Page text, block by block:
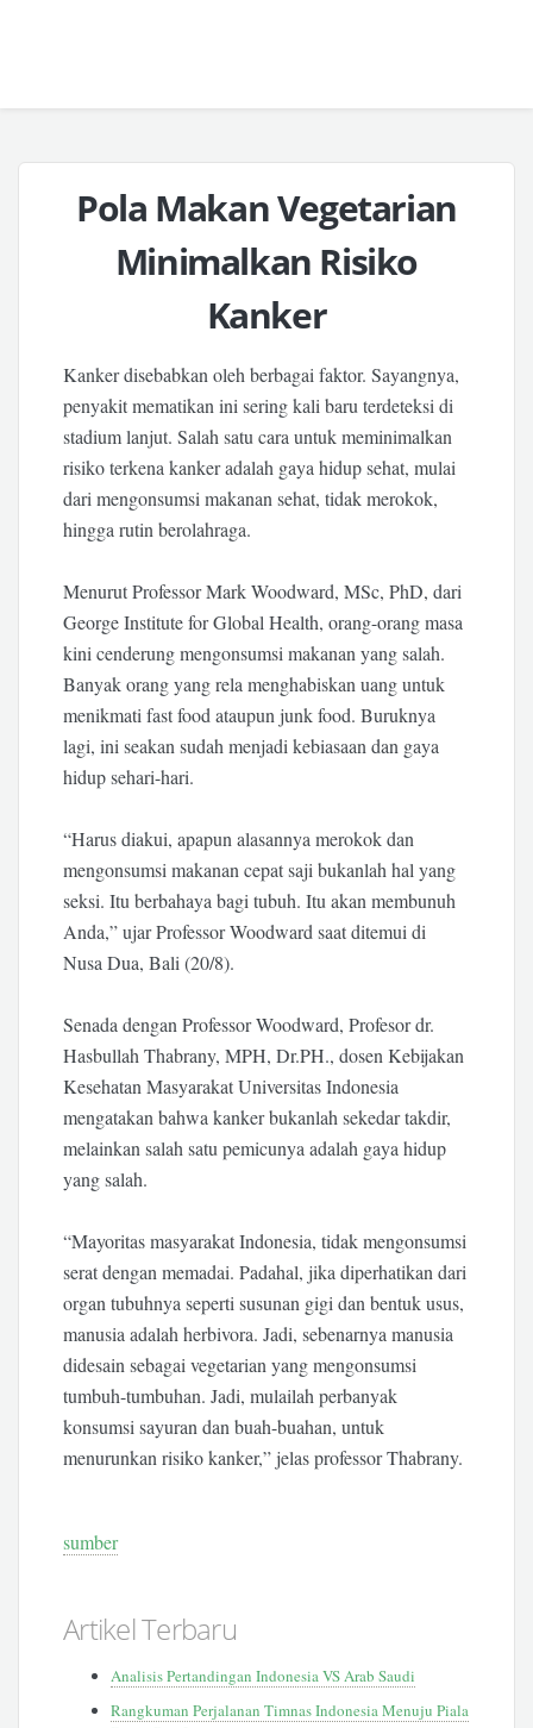
Pola Makan Vegetarian
Minimalkan Risiko
Kanker
Kanker disebabkan oleh berbagai faktor. Sayangnya,
penyakit mematikan ini sering kali baru terdeteksi di
stadium lanjut. Salah satu cara untuk meminimalkan
risiko terkena kanker adalah gaya hidup sehat, mulai
dari mengonsumsi makanan sehat, tidak merokok,
hingga rutin berolahraga.
Menurut Professor Mark Woodward, MSc, PhD, dari
George Institute for Global Health, orang-orang masa
kini cenderung mengonsumsi makanan yang salah.
Banyak orang yang rela menghabiskan uang untuk
menikmati fast food ataupun junk food. Buruknya
lagi, ini seakan sudah menjadi kebiasaan dan gaya
hidup sehari-hari.
“Harus diakui, apapun alasannya merokok dan
mengonsumsi makanan cepat saji bukanlah hal yang
seksi. Itu berbahaya bagi tubuh. Itu akan membunuh
Anda,” ujar Professor Woodward saat ditemui di
Nusa Dua, Bali (20/8).
Senada dengan Professor Woodward, Profesor dr.
Hasbullah Thabrany, MPH, Dr.PH., dosen Kebijakan
Kesehatan Masyarakat Universitas Indonesia
mengatakan bahwa kanker bukanlah sekedar takdir,
melainkan salah satu pemicunya adalah gaya hidup
yang salah.
“Mayoritas masyarakat Indonesia, tidak mengonsumsi
serat dengan memadai. Padahal, jika diperhatikan dari
organ tubuhnya seperti susunan gigi dan bentuk usus,
manusia adalah herbivora. Jadi, sebenarnya manusia
didesain sebagai vegetarian yang mengonsumsi
tumbuh-tumbuhan. Jadi, mulailah perbanyak
konsumsi sayuran dan buah-buahan, untuk
menurunkan risiko kanker,” jelas professor Thabrany.
sumber
Artikel Terbaru
Analisis Pertandingan Indonesia VS Arab Saudi
Rangkuman Perjalanan Timnas Indonesia Menuju Piala